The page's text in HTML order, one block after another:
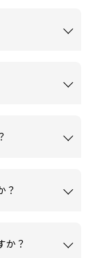
？
か？